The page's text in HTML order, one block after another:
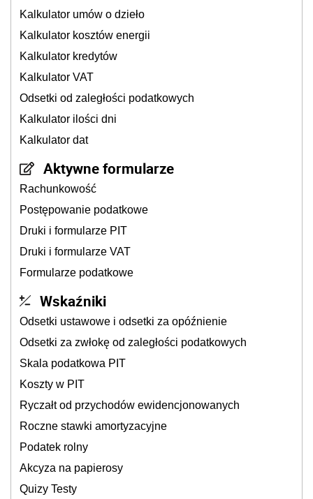
Kalkulator umów o dzieło
Kalkulator kosztów energii
Kalkulator kredytów
Kalkulator VAT
Odsetki od zaległości podatkowych
Kalkulator ilości dni
Kalkulator dat
Aktywne formularze
Rachunkowość
Postępowanie podatkowe
Druki i formularze PIT
Druki i formularze VAT
Formularze podatkowe
Wskaźniki
Odsetki ustawowe i odsetki za opóźnienie
Odsetki za zwłokę od zaległości podatkowych
Skala podatkowa PIT
Koszty w PIT
Ryczałt od przychodów ewidencjonowanych
Roczne stawki amortyzacyjne
Podatek rolny
Akcyza na papierosy
Quizy Testy